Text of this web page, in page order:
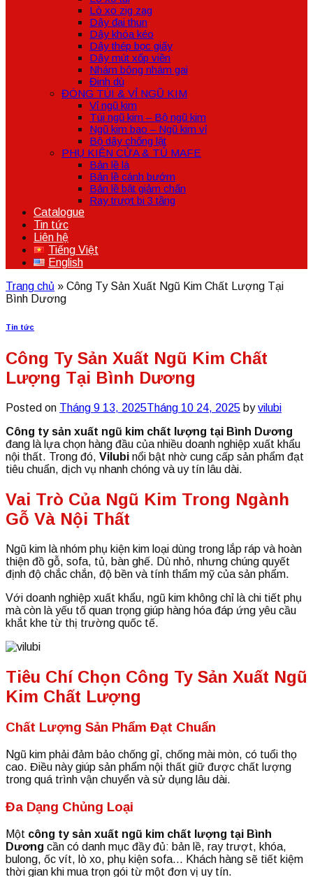
Lò xo zig zag
Dây đai thun
Dây khóa kéo
Dây thép bọc giấy
Dây mút xốp viền
Nhám bông nhám gai
Đinh dù
ĐÓNG TÚI & VỈ NGŨ KIM
Vỉ ngũ kim
Túi ngũ kim – Bộ ngũ kim
Ngũ kim bao – Ngũ kim vỉ
Bộ dây chống lật
PHỤ KIỆN CỬA & TỦ MAFE
Bản lề lá
Bản lề cánh bướm
Bản lề bật giảm chấn
Ray trượt bi 3 tầng
Catalogue
Tin tức
Liên hệ
Tiếng Việt
English
Trang chủ » Công Ty Sản Xuất Ngũ Kim Chất Lượng Tại
Bình Dương
Tin tức
Công Ty Sản Xuất Ngũ Kim Chất
Lượng Tại Bình Dương
Posted on Tháng 9 13, 2025Tháng 10 24, 2025 byvilubi
Công ty sản xuất ngũ kim chất lượng tại Bình Dương
đang là lựa chọn hàng đầu của nhiều doanh nghiệp xuất khẩu
nội thất. Trong đó, Vilubi nổi bật nhờ cung cấp sản phẩm đạt
tiêu chuẩn, dịch vụ nhanh chóng và uy tín lâu dài.
Vai Trò Của Ngũ Kim Trong Ngành
Gỗ Và Nội Thất
Ngũ kim là nhóm phụ kiện kim loại dùng trong lắp ráp và hoàn
thiện đồ gỗ, sofa, tủ, bàn ghế. Dù nhỏ, nhưng chúng quyết
định độ chắc chắn, độ bền và tính thẩm mỹ của sản phẩm.
Với doanh nghiệp xuất khẩu, ngũ kim không chỉ là chi tiết phụ
mà còn là yếu tố quan trọng giúp hàng hóa đáp ứng yêu cầu
khắt khe từ thị trường quốc tế.
Tiêu Chí Chọn Công Ty Sản Xuất Ngũ
Kim Chất Lượng
Chất Lượng Sản Phẩm Đạt Chuẩn
Ngũ kim phải đảm bảo chống gỉ, chống mài mòn, có tuổi thọ
cao. Điều này giúp sản phẩm nội thất giữ được chất lượng
trong quá trình vận chuyển và sử dụng lâu dài.
Đa Dạng Chủng Loại
Một công ty sản xuất ngũ kim chất lượng tại Bình
Dương cần có danh mục đầy đủ: bản lề, ray trượt, khóa,
bulong, ốc vít, lò xo, phụ kiện sofa… Khách hàng sẽ tiết kiệm
thời gian khi mua trọn gói từ một đơn vị uy tín.